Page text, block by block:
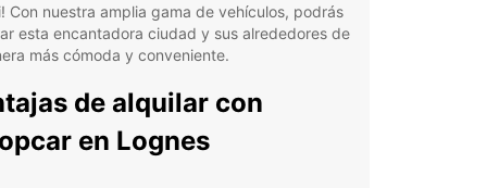
Con nuestra amplia gama de vehículos, podrás
esta encantadora ciudad y sus alrededores de
más cómoda y conveniente.
de alquilar con
en Lognes